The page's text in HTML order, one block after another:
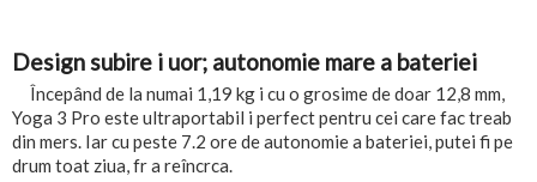
Design subire i uor; autonomie mare a bateriei
Începând de la numai 1,19 kg i cu o grosime de doar 12,8 mm,
Yoga 3 Pro este ultraportabil i perfect pentru cei care fac treab
din mers. Iar cu peste 7.2 ore de autonomie a bateriei, putei fi pe
drum toat ziua, fr a reîncrca.